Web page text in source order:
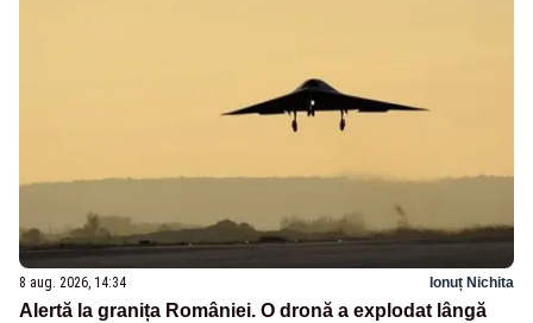
8 aug. 2026, 14:34 Ionuț Nichita
Alertă la granița României. O dronă a explodat lângă